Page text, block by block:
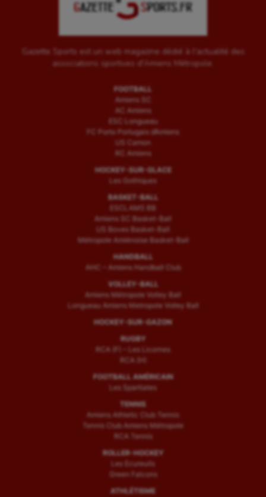
Gazette Sports est un web magazine dédié à l'actualité des
associations sportives d'Amiens Métropole.
FOOTBALL
Amiens SC
AC Amiens
ESC Longueau
FC Porto Portugais d’Amiens
US Camon
RC Amiens
HOCKEY-SUR-GLACE
Les Gothiques
BASKET-BALL
ESCLAMS BB
Amiens SC Basket-Ball
US Boves Basket-Ball
Métropole Amiénoise Basket-Ball
HANDBALL
AHC – Amiens Handball Club
VOLLEY-BALL
Amiens Métropole Volley Ball
Longueau Amiens Metropole Volley Ball
HOCKEY-SUR-GAZON
RUGBY
RCA (F) – Les Licornes
RCA (H)
FOOTBALL AMÉRICAIN
Les Spartiates
TENNIS
Amiens Athletic Club Tennis
Tennis Club Amiens Métropole
RCA Tennis
ROLLER-HOCKEY
Les Ecureuils
Green Falcons
ATHLÉTISME